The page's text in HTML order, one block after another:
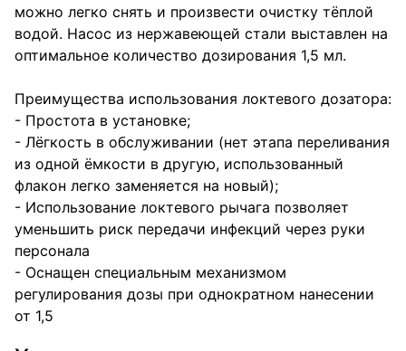
можно легко снять и произвести очистку тёплой
водой. Насос из нержавеющей стали выставлен на
оптимальное количество дозирования 1,5 мл.
Преимущества использования локтевого дозатора:
- Простота в установке;
- Лёгкость в обслуживании (нет этапа переливания
из одной ёмкости в другую, использованный
флакон легко заменяется на новый);
- Использование локтевого рычага позволяет
уменьшить риск передачи инфекций через руки
персонала
- Оснащен специальным механизмом
регулирования дозы при однократном нанесении
от 1,5